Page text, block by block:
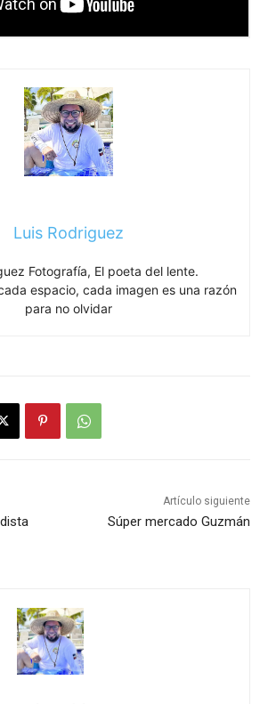
Luis Rodriguez
Fotografía, El poeta del lente.
espacio, cada imagen es una razón
para no olvidar
Artículo siguiente
Súper mercado Guzmán